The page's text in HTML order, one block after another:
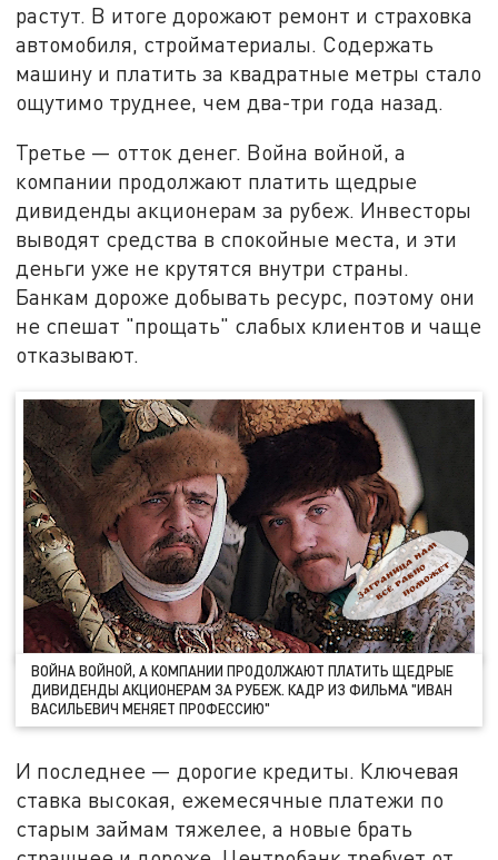
растут. В итоге дорожают ремонт и страховка
автомобиля, стройматериалы. Содержать
машину и платить за квадратные метры стало
ощутимо труднее, чем два-три года назад.
Третье — отток денег. Война войной, а
компании продолжают платить щедрые
дивиденды акционерам за рубеж. Инвесторы
выводят средства в спокойные места, и эти
деньги уже не крутятся внутри страны.
Банкам дороже добывать ресурс, поэтому они
не спешат "прощать" слабых клиентов и чаще
отказывают.
ВОЙНА ВОЙНОЙ, А КОМПАНИИ ПРОДОЛЖАЮТ ПЛАТИТЬ ЩЕДРЫЕ
ДИВИДЕНДЫ АКЦИОНЕРАМ ЗА РУБЕЖ. КАДР ИЗ ФИЛЬМА "ИВАН
ВАСИЛЬЕВИЧ МЕНЯЕТ ПРОФЕССИЮ"
И последнее — дорогие кредиты. Ключевая
ставка высокая, ежемесячные платежи по
старым займам тяжелее, а новые брать